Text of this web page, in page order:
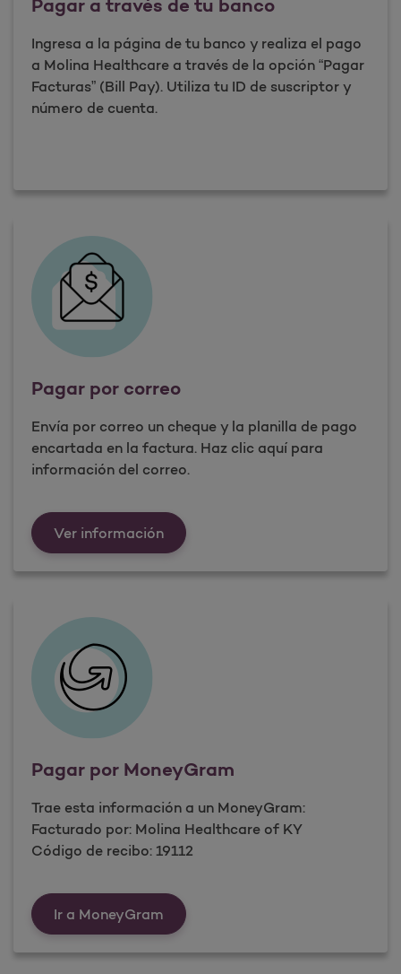
Pagar a través de tu banco
Ingresa a la página de tu banco y realiza el pago
a Molina Healthcare a través de la opción “Pagar
Facturas” (Bill Pay). Utiliza tu ID de suscriptor y
número de cuenta.
Pagar por correo
Envía por correo un cheque y la planilla de pago
encartada en la factura. Haz clic aquí para
información del correo.
Ver información
Pagar por MoneyGram
Trae esta información a un MoneyGram:
Facturado por: Molina Healthcare of KY
Código de recibo: 19112
Ir a MoneyGram